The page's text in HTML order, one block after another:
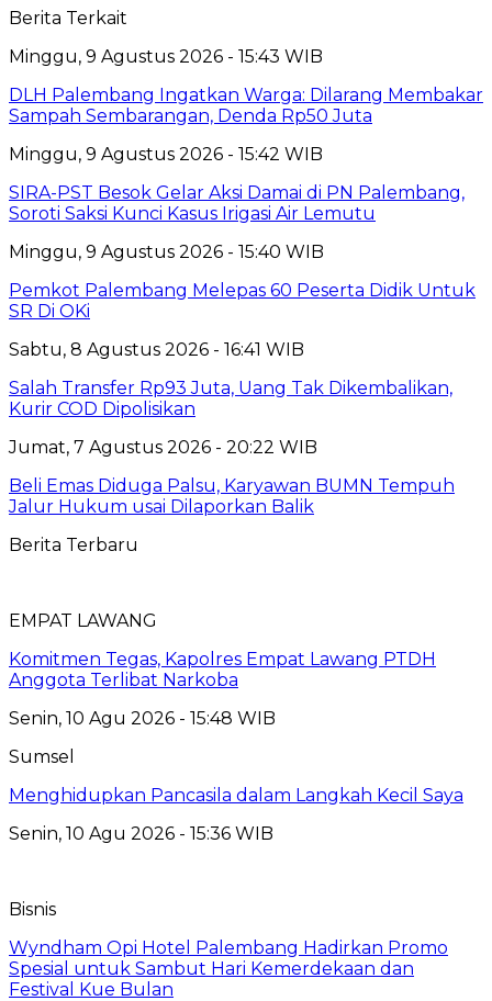
Berita Terkait
Minggu, 9 Agustus 2026 - 15:43 WIB
DLH Palembang Ingatkan Warga: Dilarang Membakar
Sampah Sembarangan, Denda Rp50 Juta
Minggu, 9 Agustus 2026 - 15:42 WIB
SIRA-PST Besok Gelar Aksi Damai di PN Palembang,
Soroti Saksi Kunci Kasus Irigasi Air Lemutu
Minggu, 9 Agustus 2026 - 15:40 WIB
Pemkot Palembang Melepas 60 Peserta Didik Untuk
SR Di OKi
Sabtu, 8 Agustus 2026 - 16:41 WIB
Salah Transfer Rp93 Juta, Uang Tak Dikembalikan,
Kurir COD Dipolisikan
Jumat, 7 Agustus 2026 - 20:22 WIB
Beli Emas Diduga Palsu, Karyawan BUMN Tempuh
Jalur Hukum usai Dilaporkan Balik
Berita Terbaru
EMPAT LAWANG
Komitmen Tegas, Kapolres Empat Lawang PTDH
Anggota Terlibat Narkoba
Senin, 10 Agu 2026 - 15:48 WIB
Sumsel
Menghidupkan Pancasila dalam Langkah Kecil Saya
Senin, 10 Agu 2026 - 15:36 WIB
Bisnis
Wyndham Opi Hotel Palembang Hadirkan Promo
Spesial untuk Sambut Hari Kemerdekaan dan
Festival Kue Bulan